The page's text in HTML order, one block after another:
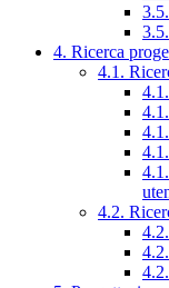
4. Ricerca
4.1.
4.2.